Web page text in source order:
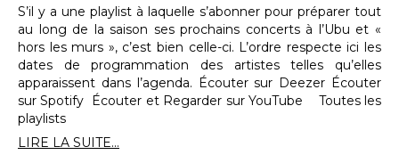
S’il y a une playlist à laquelle s’abonner pour préparer tout
au long de la saison ses prochains concerts à l’Ubu et «
hors les murs », c’est bien celle-ci. L’ordre respecte ici les
dates de programmation des artistes telles qu’elles
apparaissent dans l’agenda. Écouter sur Deezer Écouter
sur Spotify Écouter et Regarder sur YouTube Toutes les
playlists
LIRE LA SUITE...